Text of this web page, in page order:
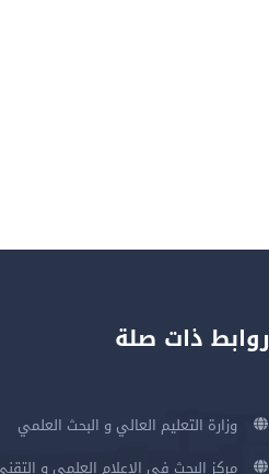
روابط ذات صلة
وزارة التعليم العالي و البحث العلمي
مركز البحث في الإعلام العلمي و